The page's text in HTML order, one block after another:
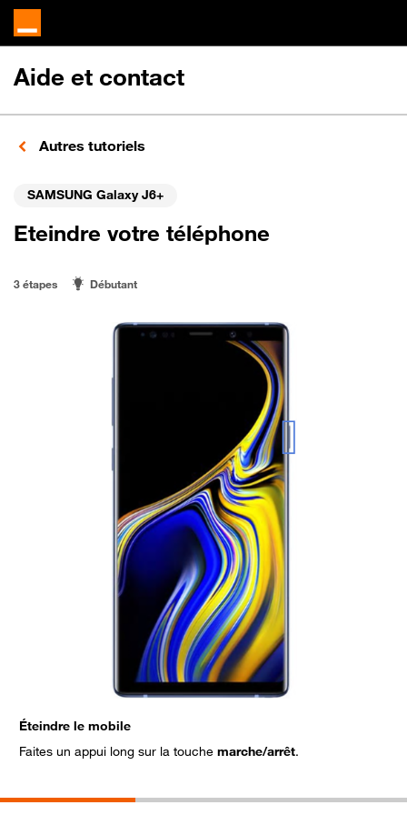
Aide et contact
Autres tutoriels
SAMSUNG Galaxy J6+
Eteindre votre téléphone
3 étapes Débutant
Éteindre le mobile
Faites un appui long sur la touche marche/arrêt.